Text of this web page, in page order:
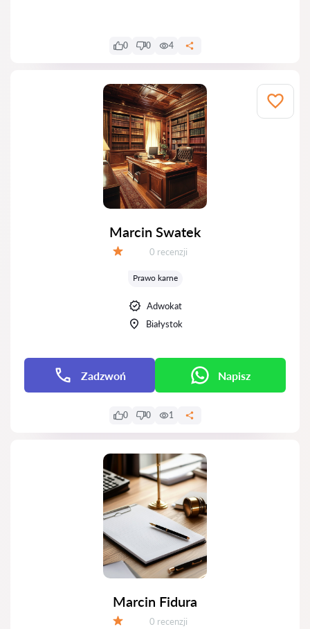
0 0 4
Marcin Swatek
Recenzji:
0 recenzji
Prawo karne
Adwokat
Białystok
Zadzwoń Napisz
0 0 1
Marcin Fidura
Recenzji:
0 recenzji